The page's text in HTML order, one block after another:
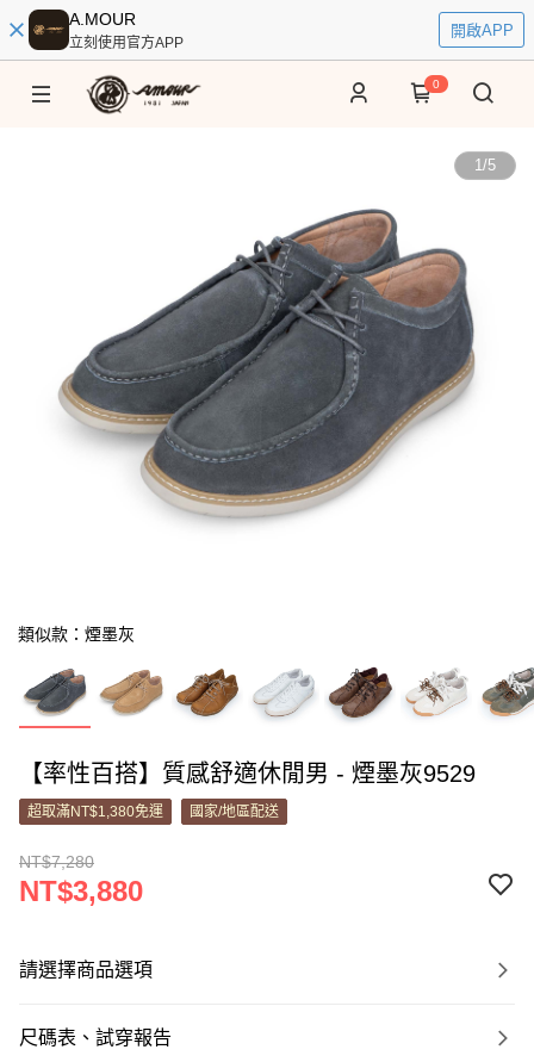
A.MOUR
立刻使用官方APP
開啟APP
0
1/5
類似款：煙墨灰
【率性百搭】質感舒適休閒男 - 煙墨灰9529
超取滿NT$1,380免運 國家/地區配送
NT$7,280
NT$3,880
請選擇商品選項
尺碼表、試穿報告